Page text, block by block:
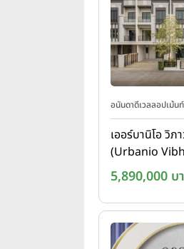
อนันดาดีเวลลอปเม้นท์
เออร์บานิโอ วิ
(Urbanio
5,890,000 บ